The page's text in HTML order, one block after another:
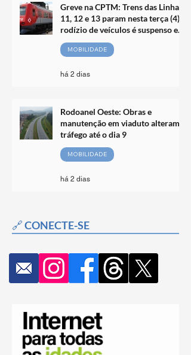
Greve na CPTM: Trens das Linhas
11, 12 e 13 param nesta terça (4);
rodízio de veículos é suspenso em
SP
MOBILIDADE
há 2 dias
Rodoanel Oeste: Obras e
manutenção em viaduto alteram
tráfego até o dia 9
MOBILIDADE
há 2 dias
🔗 CONECTE-SE